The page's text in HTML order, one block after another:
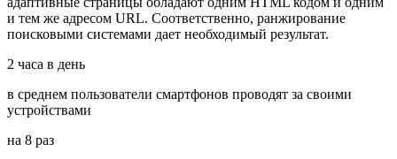
и тем же адресом URL. Соответственно, ранжирование
поисковыми системами дает необходимый результат.
2 часа в день
в среднем пользователи смартфонов проводят за своими
устройствами
на 8 раз